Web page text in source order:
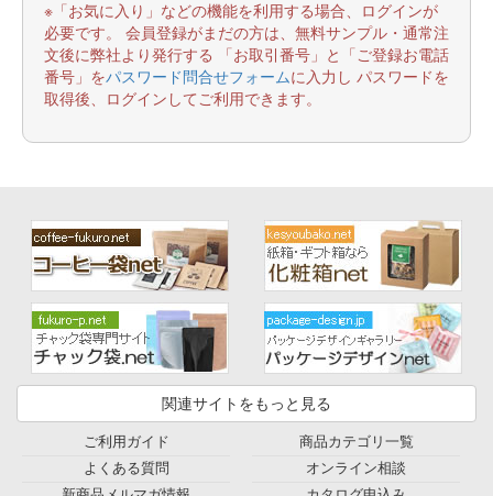
※「お気に入り」などの機能を利用する場合、ログインが
必要です。 会員登録がまだの方は、無料サンプル・通常注
文後に弊社より発行する 「お取引番号」と「ご登録お電話
番号」をパスワード問合せフォームに入力し パスワードを
取得後、ログインしてご利用できます。
関連サイトをもっと見る
ご利用ガイド
よくある質問
商品カテゴリ一覧
オンライン相談